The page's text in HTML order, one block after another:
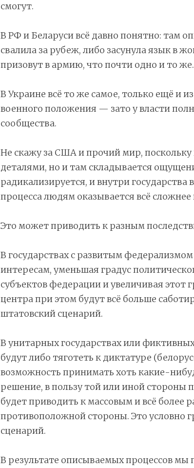
смогут.
В РФ и Беларуси всё давно понятно: там
свалила за рубеж, либо засунула язык в
призовут в армию, что почти одно и то же.
В Украине всё то же самое, только ещё и
военного положения — зато у власти
сообщества.
Не скажу за США и прочий мир, поскольку
деталями, но и там складывается
радикализируется, и внутри государства
процесса людям оказывается всё
Это может приводить к разным
В государствах с развитым
интересам, уменьшая градус
субъектов федерации и увеличивая этот
центра при этом будут всё больше
штатовский сценарий.
В унитарных государствах или
будут либо тяготеть к диктатуре
возможность принимать хоть какие-
решение, в пользу той или иной стороны
будет приводить к массовым и всё более
противоположной стороны. Это условно
сценарий.
В результате описываемых процессов мы